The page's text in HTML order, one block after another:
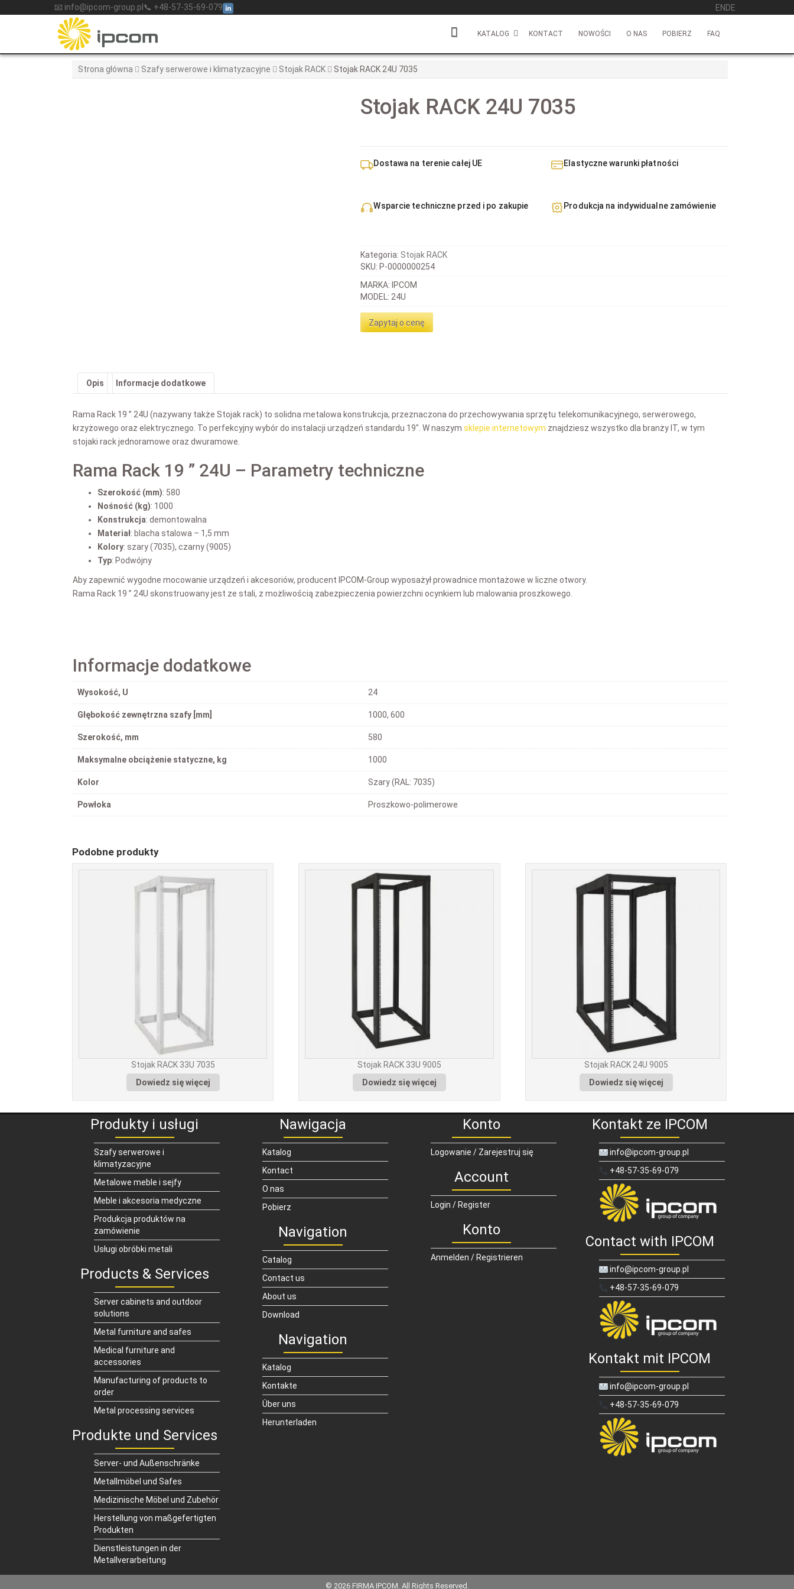
to
📧 info@ipcom-group.pl 📞 +48-57-35-69-079 EN DE
KATALOG KONTACT NOWOŚCI O NAS POBIERZ FAQ
Strona główna Szafy serwerowe i klimatyzacyjne Stojak RACK Stojak RACK 24U 7035
Stojak RACK 24U 7035
MARKA: IPCOM
MODEL: 24U
Zapytaj o cenę
Dostawa na terenie całej UE Elastyczne warunki płatności
Wsparcie techniczne przed i po zakupie Produkcja na indywidualne zamówienie
SKU: P-0000000254
Kategoria: Stojak RACK
Opis Informacje dodatkowe
Rama Rack 19 ” 24U (nazywany także Stojak rack) to solidna metalowa konstrukcja, przeznaczona do przechowywania sprzętu telekomunikacyjnego, serwerowego,
krzyżowego oraz elektrycznego. To perfekcyjny wybór do instalacji urządzeń standardu 19″. W naszym sklepie internetowym znajdziesz wszystko dla branży IT, w tym
stojaki rack jednoramowe oraz dwuramowe.
Rama Rack 19 ” 24U – Parametry techniczne
Szerokość (mm): 580
Nośność (kg): 1000
Konstrukcja: demontowalna
Materiał: blacha stalowa – 1,5 mm
Kolory: szary (7035), czarny (9005)
Typ: Podwójny
Aby zapewnić wygodne mocowanie urządzeń i akcesoriów, producent IPCOM-Group wyposażył prowadnice montażowe w liczne otwory.
Rama Rack 19 ” 24U skonstruowany jest ze stali, z możliwością zabezpieczenia powierzchni ocynkiem lub malowania proszkowego.
Informacje dodatkowe
Wysokość, U 24
Głębokość zewnętrzna szafy [mm] 1000, 600
Szerokość, mm 580
Maksymalne obciążenie statyczne, kg 1000
Kolor Szary (RAL: 7035)
Powłoka Proszkowo-polimerowe
Podobne produkty
Stojak RACK 33U 7035
Dowiedz się więcej
Stojak RACK 33U 9005
Dowiedz się więcej
Stojak RACK 24U 9005
Dowiedz się więcej
Produkty i usługi
Szafy serwerowe i
klimatyzacyjne
Metalowe meble i sejfy
Meble i akcesoria medyczne
Produkcja produktów na
zamówienie
Usługi obróbki metali
Products & Services
Server cabinets and outdoor
solutions
Metal furniture and safes
Medical furniture and
accessories
Manufacturing of products to
order
Metal processing services
Produkte und Services
Server- und Außenschränke
Metallmöbel und Safes
Medizinische Möbel und Zubehör
Herstellung von maßgefertigten
Produkten
Dienstleistungen in der
Metallverarbeitung
Nawigacja
Katalog
Kontact
O nas
Pobierz
Navigation
Catalog
Contact us
About us
Download
Navigation
Katalog
Kontakte
Über uns
Herunterladen
Konto
Logowanie / Zarejestruj się
Account
Login / Register
Konto
Anmelden / Registrieren
Kontakt ze IPCOM
info@ipcom-group.pl
+48-57-35-69-079
Contact with IPCOM
info@ipcom-group.pl
+48-57-35-69-079
Kontakt mit IPCOM
info@ipcom-group.pl
+48-57-35-69-079
© 2026 FIRMA IPCOM. All Rights Reserved.